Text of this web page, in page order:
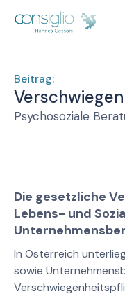
Beitrag:
Psychosoziale
Die gesetzliche
Lebens- und
In Österreich
sowie